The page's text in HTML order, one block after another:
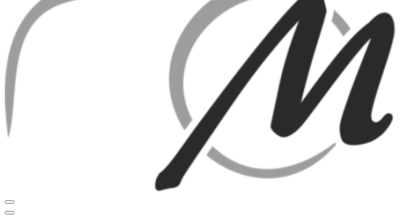
Navigationsmenü
Navigationsmenü